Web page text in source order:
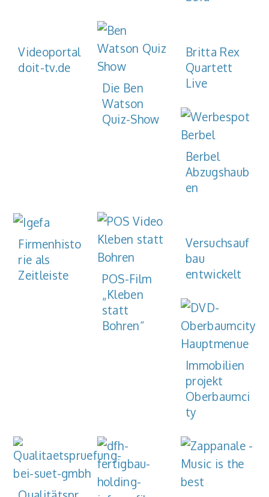
Videoportal
doit-tv.de
Die Ben
Watson
Quiz-Show
Britta Rex
Quartett
Live
Berbel
Abzugshaub
en
Firmenhisto
rie als
Zeitleiste
POS-Film
„Kleben
statt
Bohren“
Versuchsauf
bau
entwickelt
Immobilien
projekt
Oberbaumci
ty